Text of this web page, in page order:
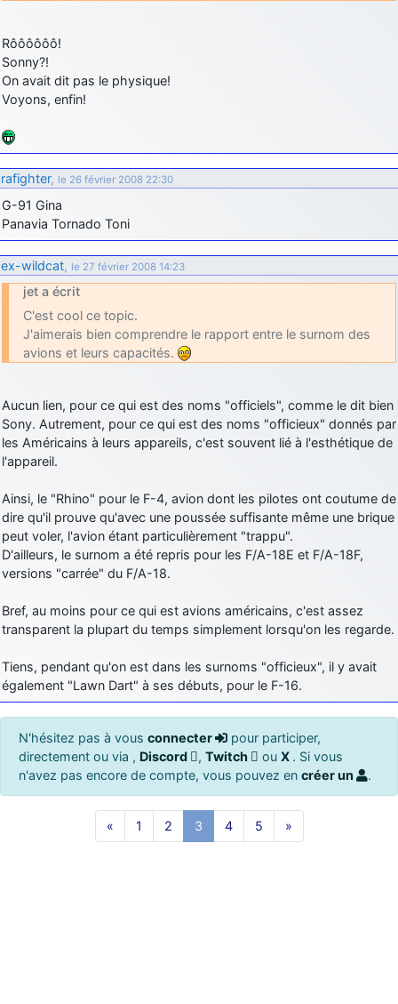
Rôôôôôô!
Sonny?!
On avait dit pas le physique!
Voyons, enfin!
rafighter, le 26 février 2008 22:30
G-91 Gina
Panavia Tornado Toni
ex-wildcat, le 27 février 2008 14:23
jet a écrit
C'est cool ce topic.
J'aimerais bien comprendre le rapport entre le surnom des
avions et leurs capacités.
Aucun lien, pour ce qui est des noms "officiels", comme le dit bien
Sony. Autrement, pour ce qui est des noms "officieux" donnés par
les Américains à leurs appareils, c'est souvent lié à l'esthétique de
l'appareil.
Ainsi, le "Rhino" pour le F-4, avion dont les pilotes ont coutume de
dire qu'il prouve qu'avec une poussée suffisante même une brique
peut voler, l'avion étant particulièrement "trappu".
D'ailleurs, le surnom a été repris pour les F/A-18E et F/A-18F,
versions "carrée" du F/A-18.
Bref, au moins pour ce qui est avions américains, c'est assez
transparent la plupart du temps simplement lorsqu'on les regarde.
Tiens, pendant qu'on est dans les surnoms "officieux", il y avait
également "Lawn Dart" à ses débuts, pour le F-16.
N'hésitez pas à vous connecter
pour participer,
directement ou via , Discord , Twitch ou X . Si vous
n'avez pas encore de compte, vous pouvez en créer un .
« 1 2 3 4 5 »